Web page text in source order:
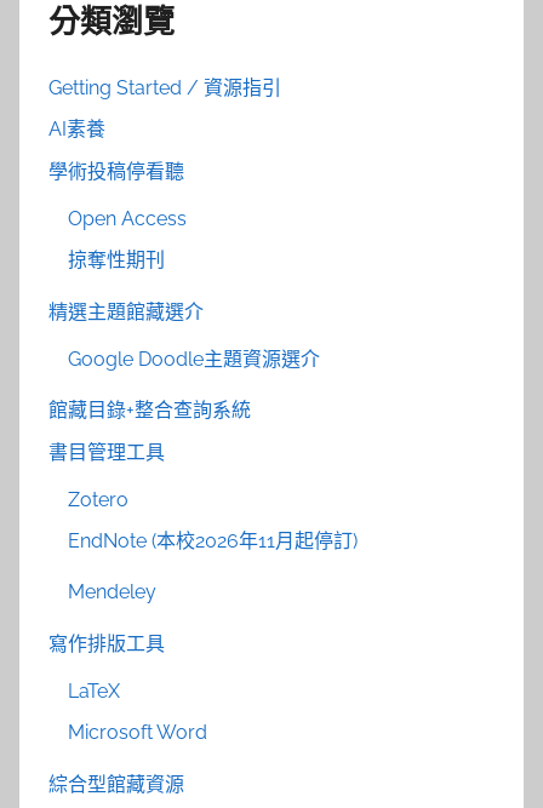
分類瀏覽
Getting Started / 資源指引
AI素養
學術投稿停看聽
Open Access
掠奪性期刊
精選主題館藏選介
Google Doodle主題資源選介
館藏目錄+整合查詢系統
書目管理工具
Zotero
EndNote (本校2026年11月起停訂)
Mendeley
寫作排版工具
LaTeX
Microsoft Word
綜合型館藏資源